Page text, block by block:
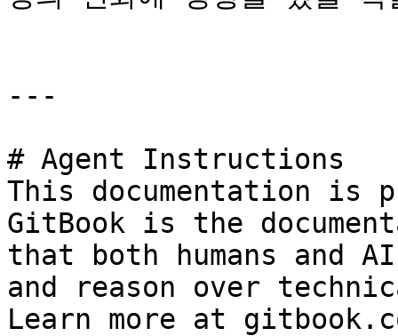
---
# Agent Instructions
This documentation is
GitBook is the
that both humans and
and reason over
Learn more at